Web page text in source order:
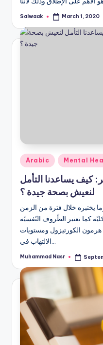
Posted
Salwaak March 1, 2020
Posted
Arabic Mental
كيف يساعدنا التأمل
لنعيش بصحة جيدة ؟
يختبره خلال فترة من الزمن
كما تعتبر الظّروف النّفسيّة
الكورتيزول ومستويات
الالتهاب في…
Posted
Muhammad Nasr